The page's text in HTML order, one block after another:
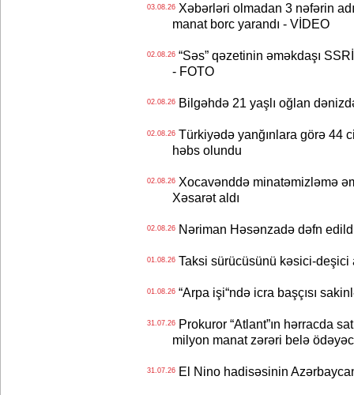
03.08.26Xəbərləri olmadan 3 nəfərin
manat borc yarandı - VİDEO
02.08.26“Səs” qəzetinin əməkdaşı
- FOTO
02.08.26Bilgəhdə 21 yaşlı oğlan
02.08.26Türkiyədə yanğınlara görə 44
həbs olundu
02.08.26Xocavənddə minatəmizləmə
Xəsarət aldı
02.08.26Nəriman Həsənzadə dəfn
01.08.26Taksi sürücüsünü kəsici-deşici
01.08.26“Arpa işi“ndə icra başçısı
31.07.26Prokuror “Atlant”ın hərracda
milyon manat zərəri belə
31.07.26El Nino hadisəsinin